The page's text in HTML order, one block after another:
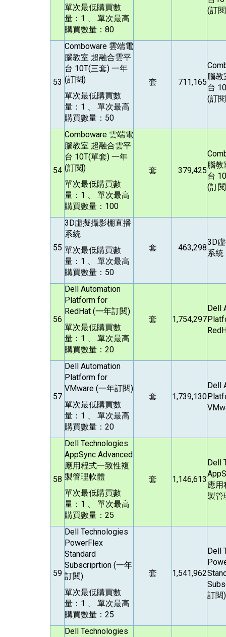
單次最低購買數
量：1 、 單次最高
購買數量：80
(訂
53
Comboware 雲端電
腦教室 超融合雲平
台 10T(三套) 一年
(訂閱)
單次最低購買數
量：1 、 單次最高
購買數量：50
套 711,165
腦教
台
(訂
54
Comboware 雲端電
腦教室 超融合雲平
台 10T(單套) 一年
(訂閱)
單次最低購買數
量：1 、 單次最高
購買數量：100
套 379,425
腦教
台
(訂
55
3D虛擬攝影棚直播
系統
單次最低購買數
量：1 、 單次最高
購買數量：50
套 463,298
3D
系統
56
Dell Automation
Platform for
RedHat (一年訂閱)
單次最低購買數
量：1 、 單次最高
購買數量：20
套 1,754,297
Dell
57
Dell Automation
Platform for
VMware (一年訂閱)
單次最低購買數
量：1 、 單次最高
購買數量：20
套 1,739,130
Dell
58
Dell Technologies
AppSync Advanced
應用程式一致性複
製管理軟體
單次最低購買數
量：1 、 單次最高
購買數量：25
套 1,146,613
Dell
應用
製管
59
Dell Technologies
PowerFlex
Standard
Subscriprtion (一年
訂閱)
單次最低購買數
量：1 、 單次最高
購買數量：25
套 1,541,962
Dell
訂閱)
Dell Technologies